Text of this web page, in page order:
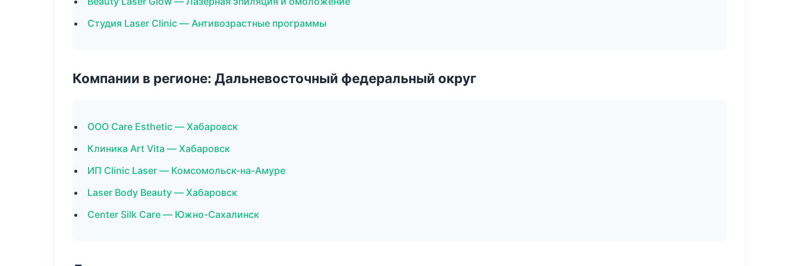
Студия Laser Clinic — Антивозрастные программы
Компании в регионе: Дальневосточный федеральный округ
ООО Care Esthetic — Хабаровск
Клиника Art Vita — Хабаровск
ИП Clinic Laser — Комсомольск-на-Амуре
Laser Body Beauty — Хабаровск
Center Silk Care — Южно-Сахалинск